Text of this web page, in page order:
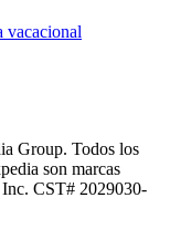
vacacional
Group. Todos los
son marcas
Inc. CST# 2029030-